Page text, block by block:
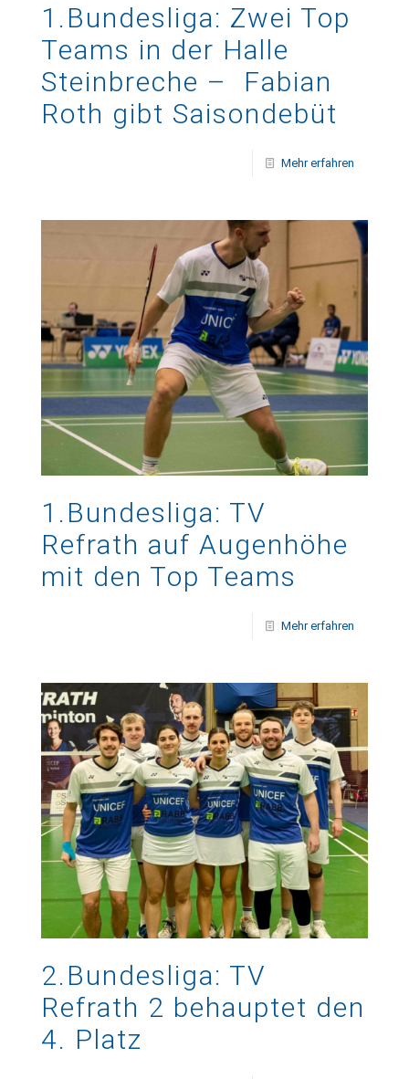
1.Bundesliga: Zwei Top
Teams in der Halle
Steinbreche – Fabian
Roth gibt Saisondebüt
Mehr erfahren
1.Bundesliga: TV
Refrath auf Augenhöhe
mit den Top Teams
Mehr erfahren
2.Bundesliga: TV
Refrath 2 behauptet den
4. Platz